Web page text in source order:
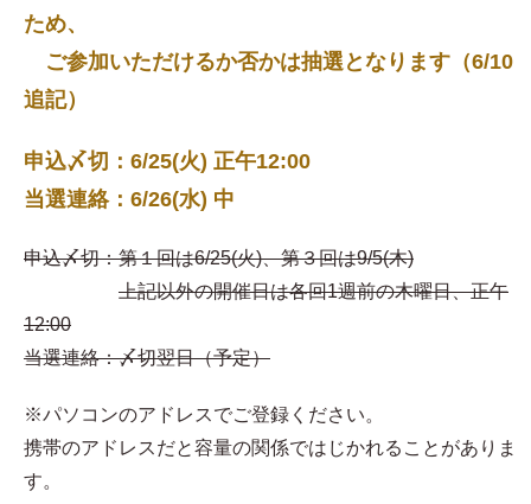
ため、
ご参加いただけるか否かは抽選となります（6/10
追記）
申込〆切：6/25(火) 正午12:00
当選連絡：6/26(水) 中
申込〆切：第１回は6/25(火)、第３回は9/5(木)
上記以外の開催日は各回1週前の木曜日、正午
12:00
当選連絡：〆切翌日（予定）
※パソコンのアドレスでご登録ください。
携帯のアドレスだと容量の関係ではじかれることがありま
す。